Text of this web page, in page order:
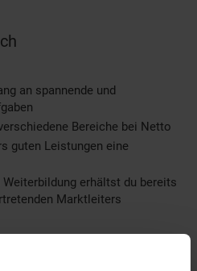
an spannende und
Bereiche bei Netto
guten Leistungen eine
Weiterbildung erhältst du bereits
Marktleiters